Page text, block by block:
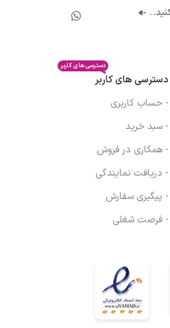
..
دسترسی های کاربر
دسترسی های کاربر
- حساب کاربری
- سبد خرید
- همکاری در فروش
- دریافت نمایندگی
- پیگیری سفارش
- فرصت شغلی